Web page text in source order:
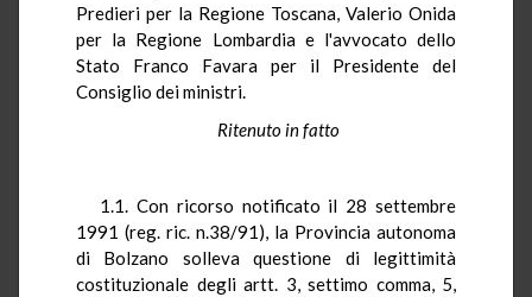
Predieri per la Regione Toscana, Valerio Onida
per la Regione Lombardia e l'avvocato dello
Stato Franco Favara per il Presidente del
Consiglio dei ministri.
Ritenuto in fatto
1.1. Con ricorso notificato il 28 settembre
1991 (reg. ric. n.38/91), la Provincia autonoma
di Bolzano solleva questione di legittimità
costituzionale degli artt. 3, settimo comma, 5,